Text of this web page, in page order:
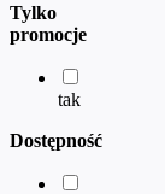
Tylko
promocje
tak
Dostępność